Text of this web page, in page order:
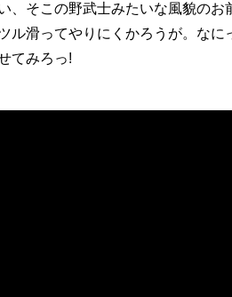
、そこの野武士みたいな風貌の
ル滑ってやりにくかろうが。な
てみろっ!